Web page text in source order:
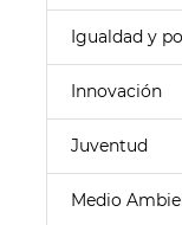
Igualdad y
Innovación
Juventud
Medio